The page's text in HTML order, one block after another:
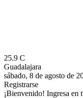
25.9 C
Guadalajara
sábado, 8 de agosto de
Registrarse
¡Bienvenido! Ingresa en